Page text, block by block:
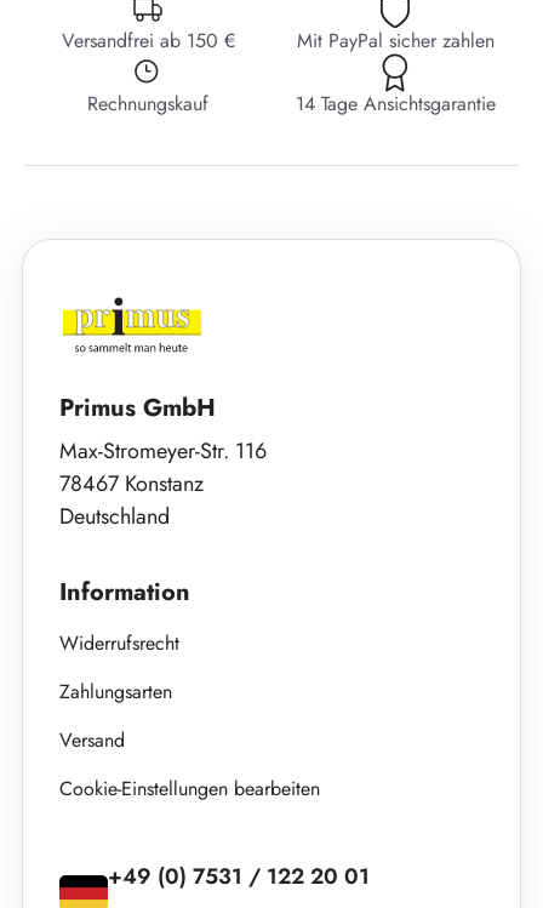
Versandfrei ab 150 € Mit PayPal sicher zahlen
Rechnungskauf 14 Tage Ansichtsgarantie
Primus GmbH
Max-Stromeyer-Str. 116
78467 Konstanz
Deutschland
Information
Widerrufsrecht
Zahlungsarten
Versand
Cookie-Einstellungen bearbeiten
+49 (0) 7531 / 122 20 01